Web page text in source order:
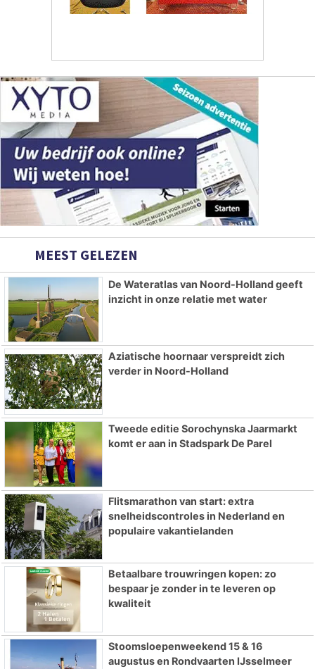
MEEST GELEZEN
De Wateratlas van Noord-Holland geeft
inzicht in onze relatie met water
Aziatische hoornaar verspreidt zich
verder in Noord-Holland
Tweede editie Sorochynska Jaarmarkt
komt er aan in Stadspark De Parel
Flitsmarathon van start: extra
snelheidscontroles in Nederland en
populaire vakantielanden
Betaalbare trouwringen kopen: zo
bespaar je zonder in te leveren op
kwaliteit
Stoomsloepenweekend 15 & 16
augustus en Rondvaarten IJsselmeer